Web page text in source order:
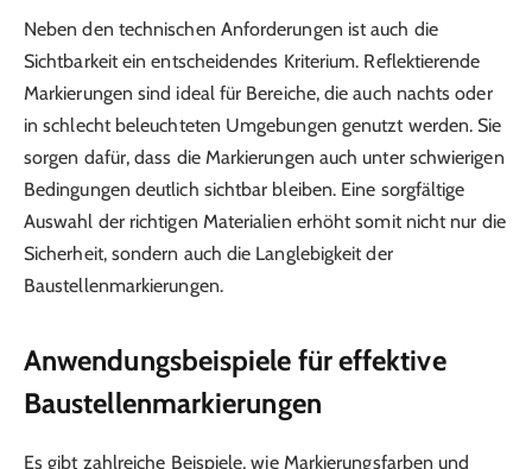
Neben den technischen Anforderungen ist auch die
Sichtbarkeit ein entscheidendes Kriterium. Reflektierende
Markierungen sind ideal für Bereiche, die auch nachts oder
in schlecht beleuchteten Umgebungen genutzt werden. Sie
sorgen dafür, dass die Markierungen auch unter schwierigen
Bedingungen deutlich sichtbar bleiben. Eine sorgfältige
Auswahl der richtigen Materialien erhöht somit nicht nur die
Sicherheit, sondern auch die Langlebigkeit der
Baustellenmarkierungen.
Anwendungsbeispiele für effektive
Baustellenmarkierungen
Es gibt zahlreiche Beispiele, wie Markierungsfarben und